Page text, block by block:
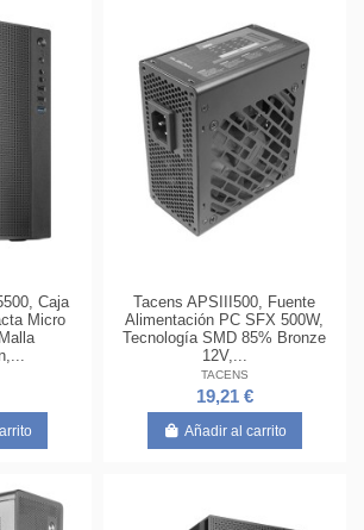
Caja
Micro
Tacens APSIII500, Fuente
Alimentación PC SFX 500W,
Tecnología SMD 85% Bronze
12V,...
TACENS
19,21 €
Añadir al carrito